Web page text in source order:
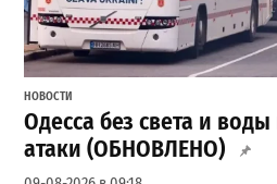
НОВОСТИ
Одесса без света и
атаки (ОБНОВЛЕНО)